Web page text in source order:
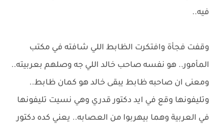
فيه..
وقفت فجأة وافتكرت الظابط اللي شافته في مكتب
المأمور.. هو نفسه صاحب خالد اللي جه وصلهم بعربيته..
ومعنى ان صاحبه ظابط يبقى خالد هو كمان ظابط..
وتليفونها وقع في ايد دكتور قدري وهي نسيت تليفونها
في العربية وهما بيهربوا من العصابه.. يعني كده دكتور